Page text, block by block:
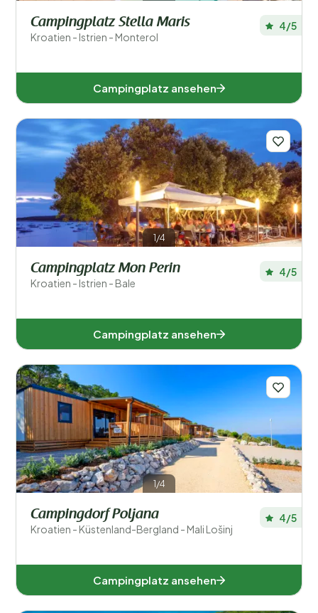
Campingplatz Stella Maris
Kroatien - Istrien - Monterol
4/5
Campingplatz ansehen
1/4
Campingplatz Mon Perin
Kroatien - Istrien - Bale
4/5
Campingplatz ansehen
1/4
Campingdorf Poljana
Kroatien - Küstenland-Bergland - Mali Lošinj
4/5
Campingplatz ansehen